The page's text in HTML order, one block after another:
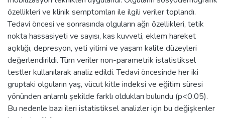
özellikleri ve klinik semptomları ile ilgili veriler toplandı.
Tedavi öncesi ve sonrasında olguların ağrı özellikleri, tetik
nokta hassasiyeti ve sayısı, kas kuvveti, eklem hareket
açıklığı, depresyon, yeti yitimi ve yaşam kalite düzeyleri
değerlendirildi. Tüm veriler non-parametrik istatistiksel
testler kullanılarak analiz edildi. Tedavi öncesinde her iki
gruptaki olguların yaş, vücut kitle indeksi ve eğitim süresi
yönünden anlamlı şekilde farklı oldukları bulundu (p<0.05).
Bu nedenle bazı ileri istatistiksel analizler için bu değişkenler